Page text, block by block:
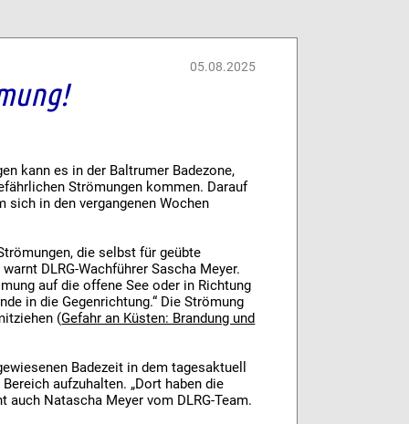
05.08.2025
kann es in der Baltrumer Badezone,
Strömungen kommen. Darauf
sich in den vergangenen Wochen
die selbst für geübte
DLRG-Wachführer Sascha Meyer.
auf die offene See oder in Richtung
in die Gegenrichtung.“ Die Strömung
(Gefahr an Küsten: Brandung und
Badezeit in dem tagesaktuell
aufzuhalten. „Dort haben die
Natascha Meyer vom DLRG-Team.